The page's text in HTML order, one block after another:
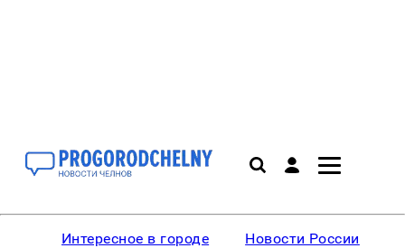
Интересное в городе Новости России